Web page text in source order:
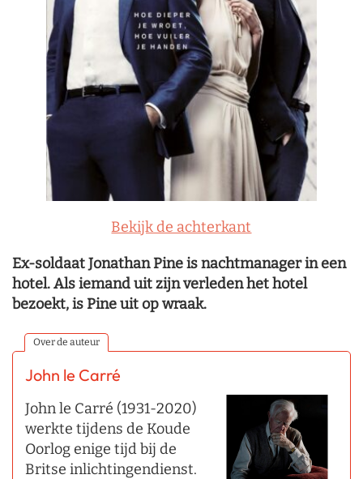
Bekijk de achterkant
Ex-soldaat Jonathan Pine is nachtmanager in een
hotel. Als iemand uit zijn verleden het hotel
bezoekt, is Pine uit op wraak.
Over de auteur
John le Carré
John le Carré (1931-2020)
werkte tijdens de Koude
Oorlog enige tijd bij de
Britse inlichtingendienst.